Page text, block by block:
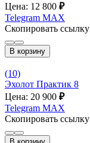
Цена: 12 800 ₽
Telegram MAX
Скопировать ссылку
В корзину
(10)
Эхолот Практик 8
Цена: 20 900 ₽
Telegram MAX
Скопировать ссылку